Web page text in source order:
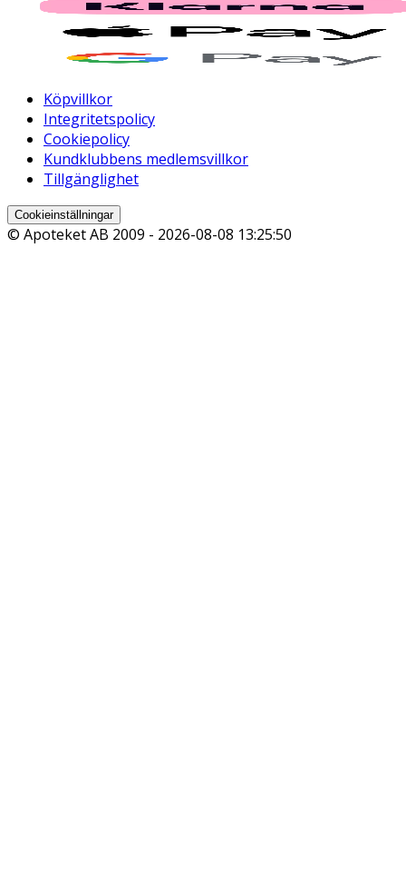
Köpvillkor
Integritetspolicy
Cookiepolicy
Kundklubbens medlemsvillkor
Tillgänglighet
Cookieinställningar
© Apoteket AB 2009 - 2026-08-08 13:25:50